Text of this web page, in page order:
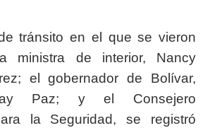
tránsito en el que se vieron
ministra de interior, Nancy
el gobernador de Bolívar,
Paz; y el Consejero
la Seguridad, se registró